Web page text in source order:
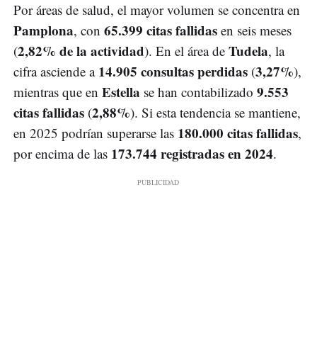
Por áreas de salud, el mayor volumen se concentra en
Pamplona, con 65.399 citas fallidas en seis meses
(2,82% de la actividad). En el área de Tudela, la
cifra asciende a 14.905 consultas perdidas (3,27%),
mientras que en Estella se han contabilizado 9.553
citas fallidas (2,88%). Si esta tendencia se mantiene,
en 2025 podrían superarse las 180.000 citas fallidas,
por encima de las 173.744 registradas en 2024.